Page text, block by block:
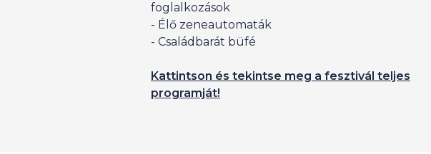
foglalkozások
- Élő zeneautomaták
- Családbarát büfé
Kattintson és tekintse meg a fesztivál teljes
programját!